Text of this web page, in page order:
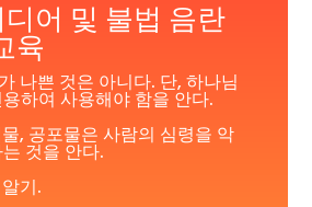
어 및 불법 음란
육
나쁜 것은 아니다. 단, 하나님
하여 사용해야 함을 안다.
, 공포물은 사람의 심령을 악
것을 안다.
기.